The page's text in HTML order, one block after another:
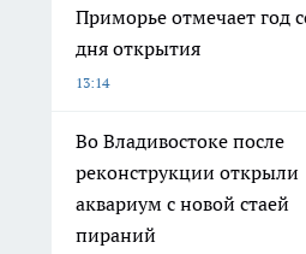
Приморье отмечает год
дня открытия
13:14
Во Владивостоке после
реконструкции открыли
аквариум с новой стаей
пираний